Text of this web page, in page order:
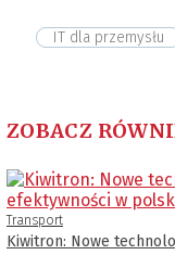
IT dla przemysłu
ZOBACZ
Transport
Kiwitron: Nowe